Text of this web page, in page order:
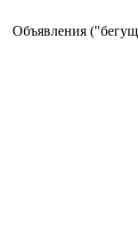
Объявления